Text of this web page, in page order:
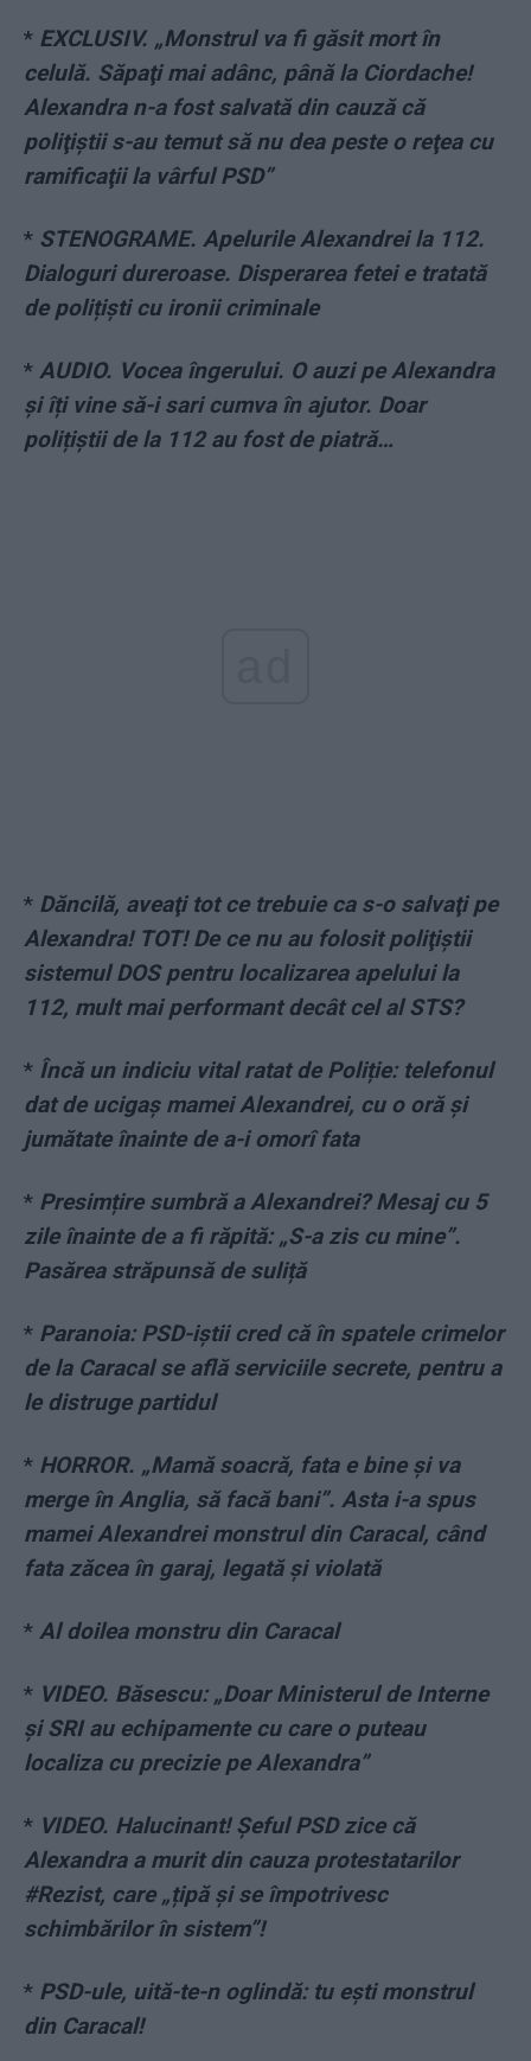
* EXCLUSIV. „Monstrul va fi găsit mort în
celulă. Săpaţi mai adânc, până la Ciordache!
Alexandra n-a fost salvată din cauză că
poliţiştii s-au temut să nu dea peste o reţea cu
ramificaţii la vârful PSD”
* STENOGRAME. Apelurile Alexandrei la 112.
Dialoguri dureroase. Disperarea fetei e tratată
de polițiști cu ironii criminale
* AUDIO. Vocea îngerului. O auzi pe Alexandra
și îți vine să-i sari cumva în ajutor. Doar
polițiștii de la 112 au fost de piatră…
* Dăncilă, aveaţi tot ce trebuie ca s-o salvaţi pe
Alexandra! TOT! De ce nu au folosit poliţiştii
sistemul DOS pentru localizarea apelului la
112, mult mai performant decât cel al STS?
* Încă un indiciu vital ratat de Poliție: telefonul
dat de ucigaș mamei Alexandrei, cu o oră și
jumătate înainte de a-i omorî fata
* Presimțire sumbră a Alexandrei? Mesaj cu 5
zile înainte de a fi răpită: „S-a zis cu mine”.
Pasărea străpunsă de suliță
* Paranoia: PSD-iștii cred că în spatele crimelor
de la Caracal se află serviciile secrete, pentru a
le distruge partidul
* HORROR. „Mamă soacră, fata e bine și va
merge în Anglia, să facă bani”. Asta i-a spus
mamei Alexandrei monstrul din Caracal, când
fata zăcea în garaj, legată și violată
* Al doilea monstru din Caracal
* VIDEO. Băsescu: „Doar Ministerul de Interne
și SRI au echipamente cu care o puteau
localiza cu precizie pe Alexandra”
* VIDEO. Halucinant! Șeful PSD zice că
Alexandra a murit din cauza protestatarilor
#Rezist, care „țipă și se împotrivesc
schimbărilor în sistem”!
* PSD-ule, uită-te-n oglindă: tu ești monstrul
din Caracal!